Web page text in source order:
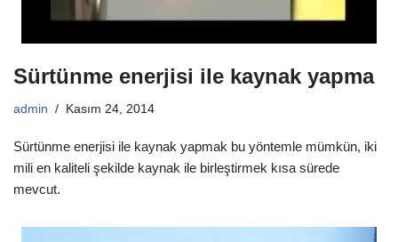
Sürtünme enerjisi ile kaynak yapma
admin Kasım 24, 2014
Sürtünme enerjisi ile kaynak yapmak bu yöntemle mümkün, iki
mili en kaliteli şekilde kaynak ile birleştirmek kısa sürede
mevcut.